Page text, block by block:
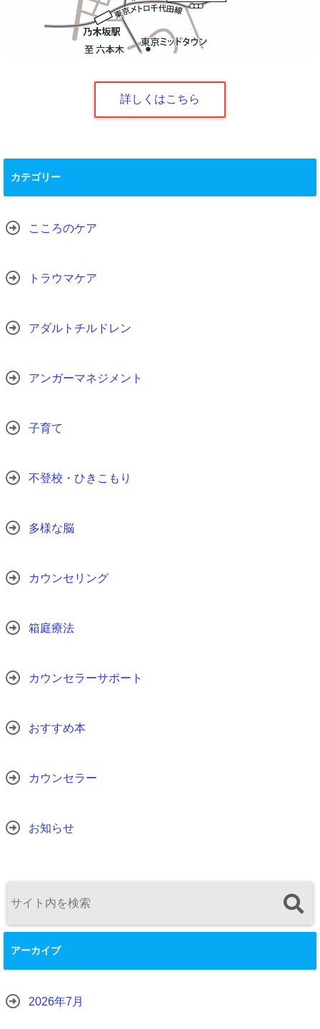
詳しくはこちら
カテゴリー
こころのケア
トラウマケア
アダルトチルドレン
アンガーマネジメント
子育て
不登校・ひきこもり
多様な脳
カウンセリング
箱庭療法
カウンセラーサポート
おすすめ本
カウンセラー
お知らせ
アーカイブ
2026年7月